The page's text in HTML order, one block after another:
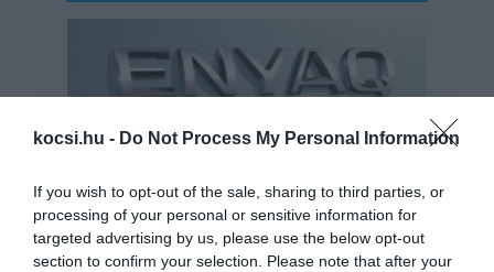
kocsi.hu - Do Not Process My Personal Information
If you wish to opt-out of the sale, sharing to third parties, or
processing of your personal or sensitive information for
targeted advertising by us, please use the below opt-out
section to confirm your selection. Please note that after your
Elektromos SUV-t mutat be a Skoda még
idén